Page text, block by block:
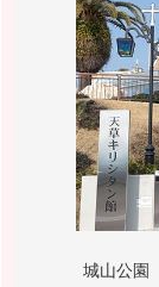
城山公園